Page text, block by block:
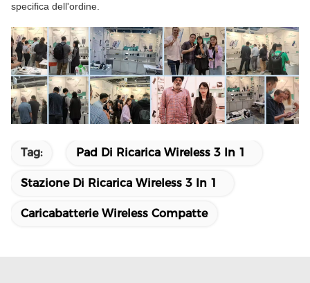
specifica dell'ordine.
Tag: Pad Di Ricarica Wireless 3 In 1
Stazione Di Ricarica Wireless 3 In 1
Caricabatterie Wireless Compatte